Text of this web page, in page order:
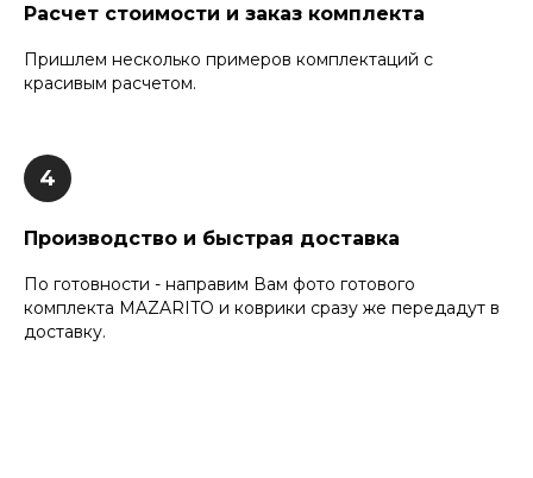
Расчет стоимости и заказ комплекта
Пришлем несколько примеров комплектаций с
красивым расчетом.
Производство и быстрая доставка
По готовности - направим Вам фото готового
комплекта MAZARITO и коврики сразу же передадут в
доставку.